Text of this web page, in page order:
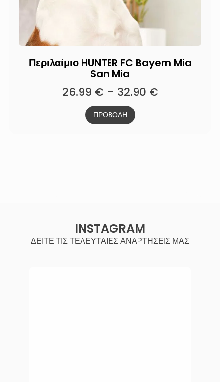
Περιλαίμιο HUNTER FC Bayern Mia
San Mia
26.99 € – 32.90 €
ΠΡΟΒΟΛΗ
INSTAGRAM
ΔΕΙΤΕ ΤΙΣ ΤΕΛΕΥΤΑΙΕΣ ΑΝΑΡΤΗΣΕΙΣ ΜΑΣ